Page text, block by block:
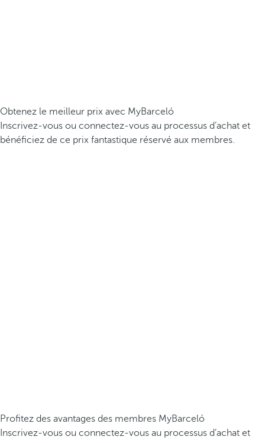
Obtenez le meilleur prix avec MyBarceló
Inscrivez-vous ou connectez-vous au processus d’achat et
bénéficiez de ce prix fantastique réservé aux membres.
Profitez des avantages des membres MyBarceló
Inscrivez-vous ou connectez-vous au processus d’achat et